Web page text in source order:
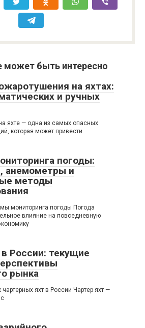
может быть интересно
на яхтах:
и ручных
яхте — одна из самых опасных
которая может привести
погоды:
анемометры и
методы
мониторинга погоды Погода
влияние на повседневную
России: текущие
рынка
яхт в России Чартер яхт —